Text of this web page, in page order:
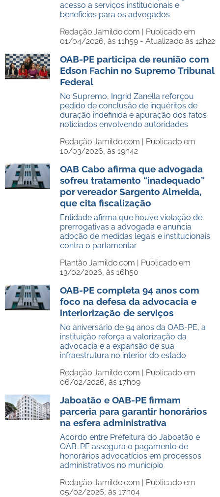
acesso a serviços institucionais e
benefícios para os advogados
Redação Jamildo.com | Publicado em
01/04/2026, às 11h59 - Atualizado às 12h22
OAB-PE participa de reunião com
Edson Fachin no Supremo Tribunal
Federal
No Supremo, Ingrid Zanella reforçou
pedido de conclusão de inquéritos de
duração indefinida e apuração dos fatos
noticiados envolvendo autoridades
Redação Jamildo.com | Publicado em
10/03/2026, às 19h42
OAB Cabo afirma que advogada
sofreu tratamento “inadequado”
por vereador Sargento Almeida,
que cita fiscalização
Entidade afirma que houve violação de
prerrogativas a advogada e anuncia
adoção de medidas legais e institucionais
contra o parlamentar
Plantão Jamildo.com | Publicado em
13/02/2026, às 16h50
OAB-PE completa 94 anos com
foco na defesa da advocacia e
interiorização de serviços
No aniversário de 94 anos da OAB-PE, a
instituição reforça a valorização da
advocacia e a expansão de sua
infraestrutura no interior do estado
Redação Jamildo.com | Publicado em
06/02/2026, às 17h09
Jaboatão e OAB-PE firmam
parceria para garantir honorários
na esfera administrativa
Acordo entre Prefeitura do Jaboatão e
OAB-PE assegura o pagamento de
honorários advocatícios em processos
administrativos no município
Redação Jamildo.com | Publicado em
05/02/2026, às 17h04